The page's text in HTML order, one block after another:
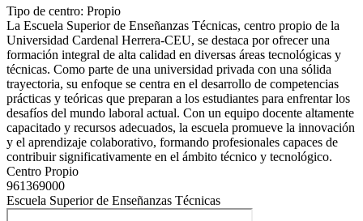
Tipo de centro: Propio
La Escuela Superior de Enseñanzas Técnicas, centro propio de la
Universidad Cardenal Herrera-CEU, se destaca por ofrecer una
formación integral de alta calidad en diversas áreas tecnológicas y
técnicas. Como parte de una universidad privada con una sólida
trayectoria, su enfoque se centra en el desarrollo de competencias
prácticas y teóricas que preparan a los estudiantes para enfrentar los
desafíos del mundo laboral actual. Con un equipo docente altamente
capacitado y recursos adecuados, la escuela promueve la innovación
y el aprendizaje colaborativo, formando profesionales capaces de
contribuir significativamente en el ámbito técnico y tecnológico.
Centro Propio
961369000
Escuela Superior de Enseñanzas Técnicas